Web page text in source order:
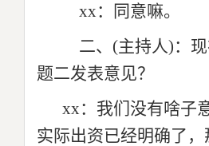
xx：同意嘛。
二、(主持人)：
题二发表意见？
xx：我们没有啥子
实际出资已经明确了